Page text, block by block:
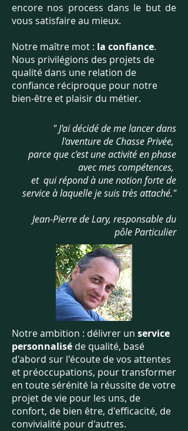
encore nos process dans le but de
vous satisfaire au mieux.
Notre maître mot : la confiance.
Nous privilégions des projets de
qualité dans une relation de
confiance réciproque pour notre
bien-être et plaisir du métier.
" J'ai décidé de me lancer dans
l'aventure de Chasse Privée,
parce que c'est une activité en phase
avec mes compétences,
et qui répond à une notion forte de
service à laquelle je suis très attaché."
Jean-Pierre de Lary, responsable du
pôle Particulier
Notre ambition : délivrer un service
personnalisé de qualité, basé
d'abord sur l'écoute de vos attentes
et préoccupations, pour transformer
en toute sérénité la réussite de votre
projet de vie pour les uns, de
confort, de bien être, d'efficacité, de
convivialité pour d'autres.